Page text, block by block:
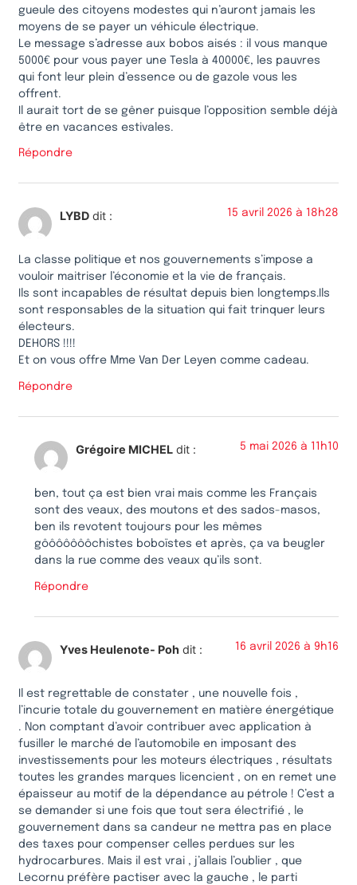
gueule des citoyens modestes qui n’auront jamais les
moyens de se payer un véhicule électrique.
Le message s’adresse aux bobos aisés : il vous manque
5000€ pour vous payer une Tesla à 40000€, les pauvres
qui font leur plein d’essence ou de gazole vous les
offrent.
Il aurait tort de se gêner puisque l’opposition semble déjà
être en vacances estivales.
Répondre
LYBD dit : 15 avril 2026 à 18h28
La classe politique et nos gouvernements s’impose a
vouloir maitriser l’économie et la vie de français.
Ils sont incapables de résultat depuis bien longtemps.Ils
sont responsables de la situation qui fait trinquer leurs
électeurs.
DEHORS !!!!
Et on vous offre Mme Van Der Leyen comme cadeau.
Répondre
Grégoire MICHEL dit : 5 mai 2026 à 11h10
ben, tout ça est bien vrai mais comme les Français
sont des veaux, des moutons et des sados-masos,
ben ils revotent toujours pour les mêmes
gôôôôôôôchistes boboïstes et après, ça va beugler
dans la rue comme des veaux qu’ils sont.
Répondre
Yves Heulenote- Poh dit : 16 avril 2026 à 9h16
Il est regrettable de constater , une nouvelle fois ,
l’incurie totale du gouvernement en matière énergétique
. Non comptant d’avoir contribuer avec application à
fusiller le marché de l’automobile en imposant des
investissements pour les moteurs électriques , résultats
toutes les grandes marques licencient , on en remet une
épaisseur au motif de la dépendance au pétrole ! C’est a
se demander si une fois que tout sera électrifié , le
gouvernement dans sa candeur ne mettra pas en place
des taxes pour compenser celles perdues sur les
hydrocarbures. Mais il est vrai , j’allais l’oublier , que
Lecornu préfère pactiser avec la gauche , le parti